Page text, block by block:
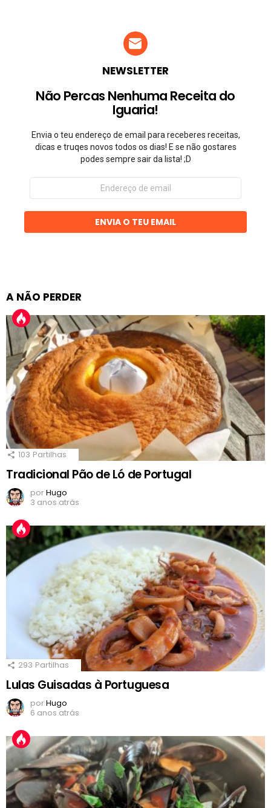
NEWSLETTER
Não Percas Nenhuma Receita do
Iguaria!
Envia o teu endereço de email para receberes receitas,
dicas e truqes novos todos os dias! E se não gostares
podes sempre sair da lista! ;D
Endereço
email
ENVIA O TEU EMAIL
A NÃO PERDER
103 Partilhas
Tradicional Pão de Ló de Portugal
porHugo
3 anos atrás
293 Partilhas
Lulas Guisadas à Portuguesa
porHugo
6 anos atrás